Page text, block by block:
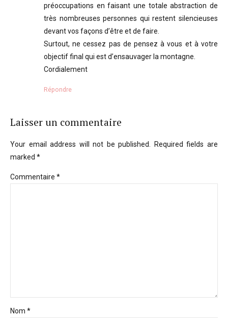
préoccupations en faisant une totale abstraction de
très nombreuses personnes qui restent silencieuses
devant vos façons d’être et de faire.
Surtout, ne cessez pas de pensez à vous et à votre
objectif final qui est d’ensauvager la montagne.
Cordialement
Répondre
Laisser un commentaire
Your email address will not be published. Required fields are
marked *
Commentaire *
Nom *